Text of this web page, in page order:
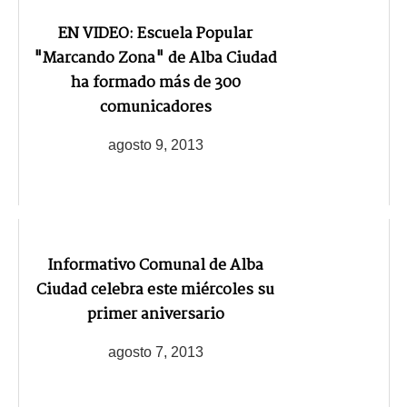
EN VIDEO: Escuela Popular
"Marcando Zona" de Alba Ciudad
ha formado más de 300
comunicadores
agosto 9, 2013
Informativo Comunal de Alba
Ciudad celebra este miércoles su
primer aniversario
agosto 7, 2013